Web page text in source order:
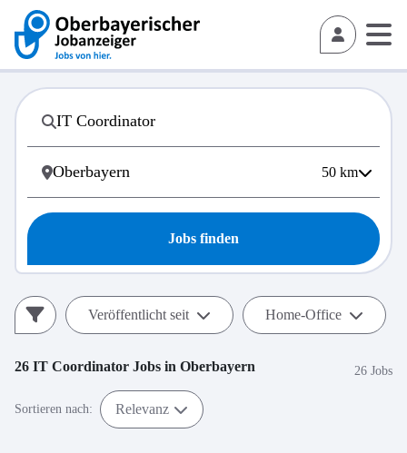
50 km
Jobs finden
Veröffentlicht seit Home-Office
26 IT Coordinator Jobs in Oberbayern 26 Jobs
Sortieren nach: Relevanz